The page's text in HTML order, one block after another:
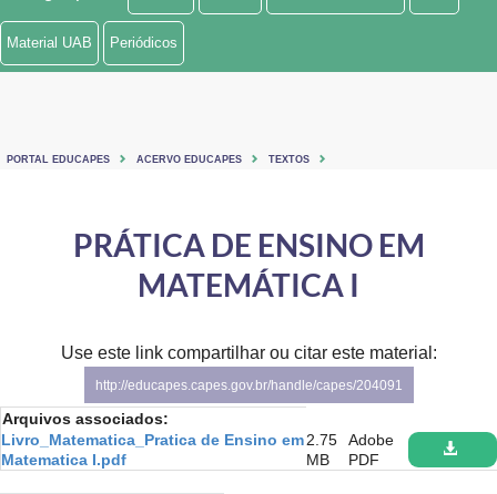
Ministério de Minas e Energia
Controladoria-Geral da União
Secretaria-Geral
Secretaria de Governo
Gabinete de Segurança Institucional
Material UAB Periódicos
PORTAL EDUCAPES ACERVO EDUCAPES TEXTOS
PRÁTICA DE ENSINO EM
MATEMÁTICA I
Use este link compartilhar ou citar este material:
http://educapes.capes.gov.br/handle/capes/204091
Arquivos associados:
Livro_Matematica_Pratica de Ensino em
Matematica I.pdf
2.75
MB
Adobe
PDF